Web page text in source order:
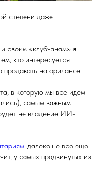
степени даже
своим «клубчанам» я
кто интересуется
продавать на фрилансе.
в которую мы все идем
самым важным
не владение ИИ-
, далеко не все еще
у самых продвинутых из